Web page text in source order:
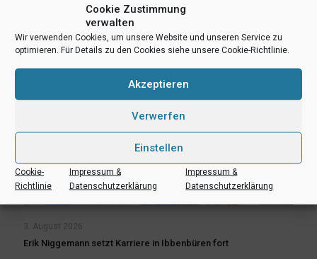
Cookie Zustimmung
verwalten
Wir verwenden Cookies, um unsere Website und unseren Service zu
optimieren. Für Details zu den Cookies siehe unsere Cookie-Richtlinie.
Akzeptieren
Verwerfen
Einstellen
Cookie-
Richtlinie
Impressum &
Datenschutzerklärung
Impressum &
Datenschutzerklärung
3. August 2026
Erik Niggemann setzt Karriere in Ibbenbüren fort